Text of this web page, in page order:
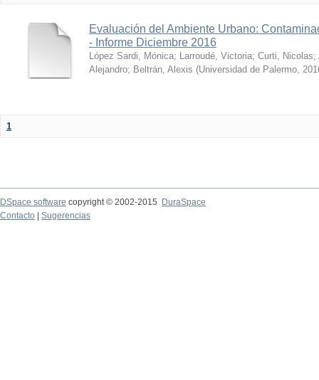
Evaluación del Ambiente Urbano:
- Informe Diciembre 2016
López Sardi, Mónica; Larroudé, Victoria; Curti, Nicolas;
Alejandro; Beltrán, Alexis (Universidad de Palermo,
1
DSpace software copyright © 2002-2015
DuraSpace
Contacto
Sugerencias